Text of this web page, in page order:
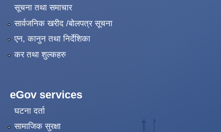
सूचना तथा समाचार
सार्वजनिक खरीद /बोलपत्र सूचना
एन, कानुन तथा निर्देशिका
कर तथा शुल्कहरु
eGov services
घटना दर्ता
सामाजिक सुरक्षा